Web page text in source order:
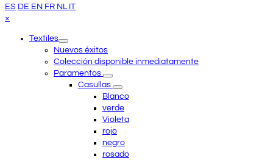
ES DE EN FR NL IT
×
menuTextiles
Nuevos éxitos
Colección disponible inmediatamente
Paramentos
Casullas
Blanco
verde
Violeta
rojo
negro
rosado